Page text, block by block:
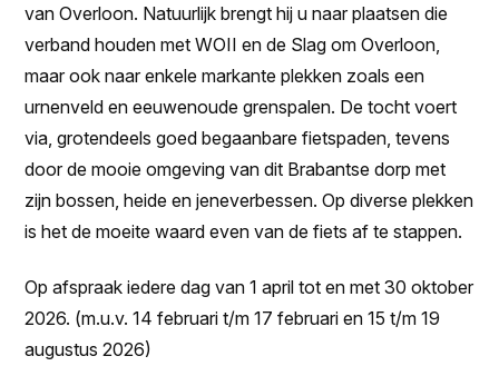
van Overloon. Natuurlijk brengt hij u naar plaatsen die
verband houden met WOII en de Slag om Overloon,
maar ook naar enkele markante plekken zoals een
urnenveld en eeuwenoude grenspalen. De tocht voert
via, grotendeels goed begaanbare fietspaden, tevens
door de mooie omgeving van dit Brabantse dorp met
zijn bossen, heide en jeneverbessen. Op diverse plekken
is het de moeite waard even van de fiets af te stappen.
Op afspraak iedere dag van 1 april tot en met 30 oktober
2026. (m.u.v. 14 februari t/m 17 februari en 15 t/m 19
augustus 2026)